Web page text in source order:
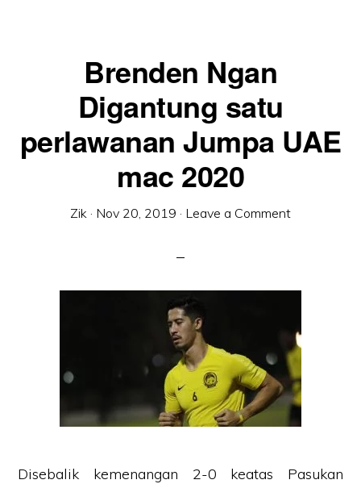
Brenden Ngan
Digantung satu
perlawanan Jumpa UAE
mac 2020
Zik · Nov 20, 2019 · Leave a Comment
Disebalik kemenangan 2-0 keatas Pasukan